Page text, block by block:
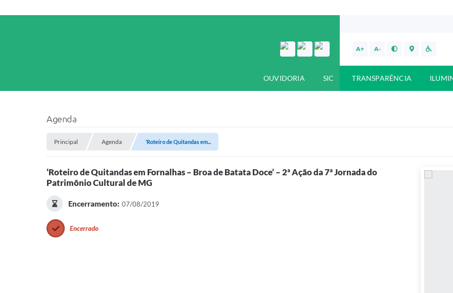
A+ A-
OUVIDORIA SIC TRANSPARÊNCIA
Agenda
Principal Agenda ‘Roteiro de Quitandas em...
‘Roteiro de Quitandas em Fornalhas – Broa de Batata Doce’ – 2ª Ação da 7ª Jornada do
Patrimônio Cultural de MG
Encerramento: 07/08/2019
Encerrado